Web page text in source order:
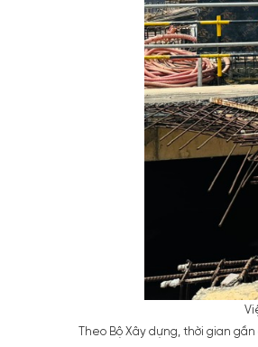
Theo Bộ Xây dựng, thời gian